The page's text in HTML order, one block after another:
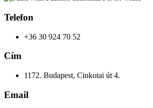
Telefon
+36 30 924 70 52
Cím
1172. Budapest, Cinkotai út 4.
Email